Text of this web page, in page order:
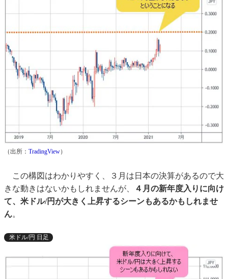
（出所： TradingView）
この構図はわかりやすく、３月は日本の決算があるので大
きな動きはないかもしれませんが、
４月の新年度入りに向け
て、米ドル/円が大きく上昇するシーンもあるかもしれませ
ん。
米ドル/円 日足